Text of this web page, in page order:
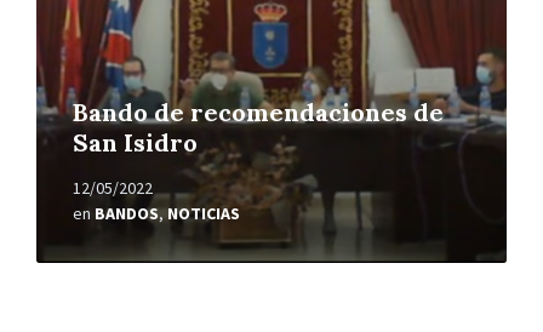
Bando de recomendaciones de
San Isidro
12/05/2022
en BANDOS, NOTICIAS